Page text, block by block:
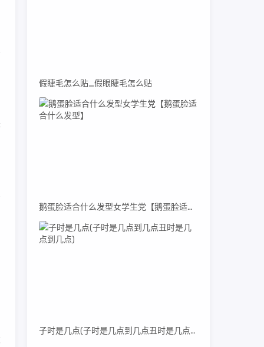
假睫毛怎么贴_假眼睫毛怎么贴
鹅蛋脸适合什么发型女学生党【鹅蛋脸适合什么发型】
子时是几点(子时是几点到几点丑时是几点到几点)